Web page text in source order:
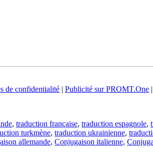
de confidentialité | Publicité sur PROMT.One |
, traduction française, traduction espagnole,
turkmène, traduction ukrainienne,
allemande, Conjugaison italienne,